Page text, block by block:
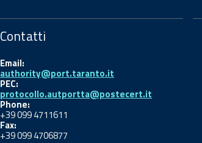
Contatti
Email:
authority@port.taranto.it
PEC:
protocollo.autportta@postecert.it
Phone:
+39 099 4711611
Fax:
+39 099 4706877